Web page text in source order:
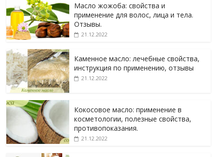
Масло жожоба: свойства и
применение для волос, лица и тела.
Отзывы.
21.12.2022
Каменное масло: лечебные свойства,
инструкция по применению, отзывы
21.12.2022
Кокосовое масло: применение в
косметологии, полезные свойства,
противопоказания.
21.12.2022